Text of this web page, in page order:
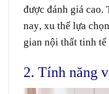
được đánh giá cao.
nay, xu thế lựa chọn
gian nội thất tinh tế
2. Tính năng